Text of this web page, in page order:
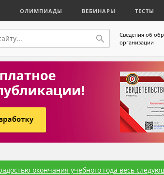
ОЛИМПИАДЫ ВЕБИНАРЫ ТЕСТЫ
Сведения об
организации
окончания учебного года весь